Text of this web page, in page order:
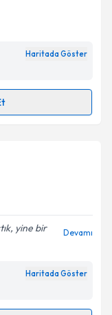
belirtilen
Haritada Göster
talebi
almanız için bir
Aydınlatma
belirtilen
yine bir
Devamı
Haritada Göster